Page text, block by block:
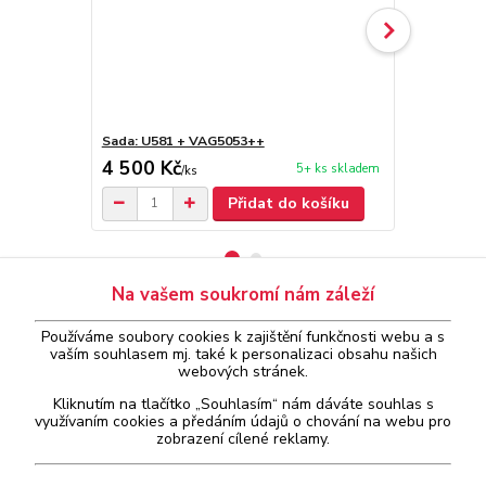
Sada: U581 + VAG5053++
4 500 Kč/ks 5+ ks skladem
Přidat do košíku
Zboží zařazeno v kategoriích
Univerzální diagnostika
Akční produkty
Na vašem soukromí nám záleží
Používáme soubory cookies k zajištění funkčnosti webu a s
vaším souhlasem mj. také k personalizaci obsahu našich
webových stránek.
Kliknutím na tlačítko „Souhlasím“ nám dáváte souhlas s
využívaním cookies a předáním údajů o chování na webu pro
zobrazení cílené reklamy.